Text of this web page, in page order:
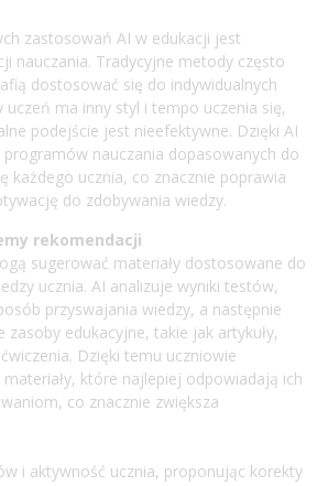
zastosowań AI w edukacji jest
nauczania. Tradycyjne metody często
dostosować się do indywidualnych
uczeń ma inny styl i tempo uczenia się,
podejście jest nieefektywne. Dzięki AI
nauczania dopasowanych do
każdego ucznia, co znacznie poprawia
do zdobywania wiedzy.
rekomendacji
sugerować materiały dostosowane do
ucznia. AI analizuje wyniki testów,
przyswajania wiedzy, a następnie
edukacyjne, takie jak artykuły,
Dzięki temu uczniowie
które najlepiej odpowiadają ich
co znacznie zwiększa
i aktywność ucznia, proponując korekty